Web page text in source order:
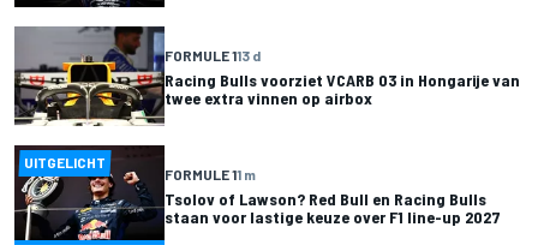
FORMULE 113 d
Racing Bulls voorziet VCARB 03 in Hongarije van
twee extra vinnen op airbox
UITGELICHT
FORMULE 11 m
Tsolov of Lawson? Red Bull en Racing Bulls
staan voor lastige keuze over F1 line-up 2027